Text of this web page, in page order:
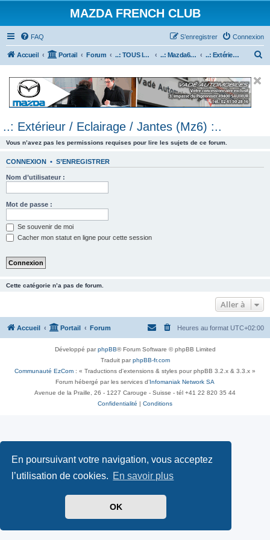
En poursuivant votre navigation, vous acceptez
l’utilisation de cookies. En savoir plus
OK
MAZDA FRENCH CLUB
FAQ Connexion
S’enregistrer
Accueil Portail Forum ..: TOUS les Véhicules MAZDA :.. ..: Mazda6 :.. ..: Extérieur / Eclairage / Jantes (Mz6) :..
e
..: Extérieur / Eclairage / Jantes (Mz6) :..
Vous n’avez pas les permissions requises pour lire les sujets de ce forum.
CONNEXION • S’ENREGISTRER
Nom d’utilisateur :
Mot de passe :
Se souvenir de moi
Cacher mon statut en ligne pour cette session
Cette catégorie n’a pas de forum.
Aller à
Accueil Portail Forum Heures au format UTC+02:00
Développé parphpBB® Forum Software © phpBB Limited
Traduit parphpBB-fr.com
Communauté EzCom : « Traductions d'extensions & styles pour phpBB 3.2.x & 3.3.x »
Forum hébergé par les services d’ Infomaniak Network SA
Avenue de la Praille, 26 - 1227 Carouge - Suisse - tél +41 22 820 35 44
Confidentialité
Conditions